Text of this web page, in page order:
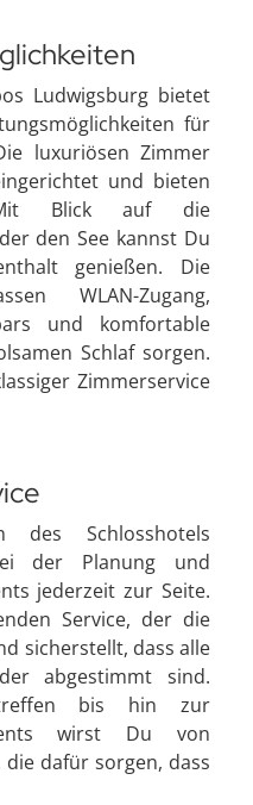
Ludwigsburg bietet
für
luxuriösen Zimmer
und bieten
Blick auf die
den See kannst Du
genießen. Die
WLAN-Zugang,
und komfortable
Schlaf sorgen.
Zimmerservice
des Schlosshotels
der Planung und
jederzeit zur Seite.
Service, der die
sicherstellt, dass alle
abgestimmt sind.
bis hin zur
wirst Du von
dafür sorgen, dass